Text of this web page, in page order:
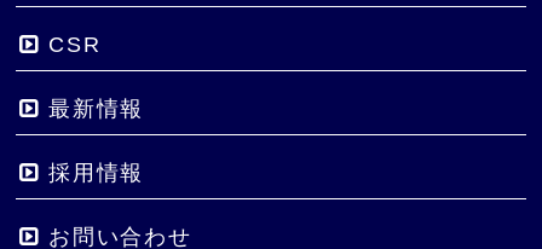
CSR
最新情報
採用情報
お問い合わせ